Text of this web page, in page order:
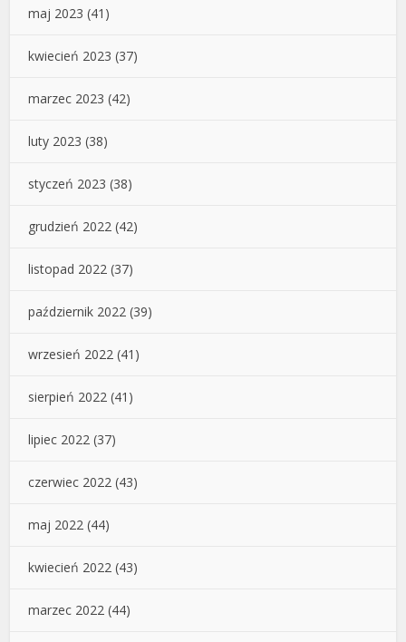
maj 2023 (41)
kwiecień 2023 (37)
marzec 2023 (42)
luty 2023 (38)
styczeń 2023 (38)
grudzień 2022 (42)
listopad 2022 (37)
październik 2022 (39)
wrzesień 2022 (41)
sierpień 2022 (41)
lipiec 2022 (37)
czerwiec 2022 (43)
maj 2022 (44)
kwiecień 2022 (43)
marzec 2022 (44)